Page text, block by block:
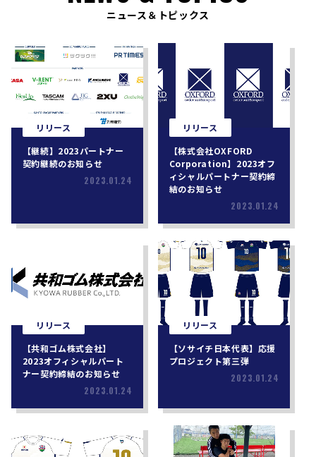
ニュース＆トピックス
リリース
【継続】2023パートナー
契約継続のお知らせ
2023.01.24
リリース
【株式会社OXFORD
Corporation】2023オフ
ィシャルパートナー契約締
結のお知らせ
2023.01.24
リリース
【共和ゴム株式会社】
2023オフィシャルパート
ナー契約締結のお知らせ
2023.01.24
リリース
【ソサイチ日本代表】応援
プロジェクト第三弾
2023.01.24